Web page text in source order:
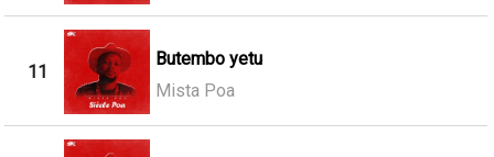
11
Butembo yetu
Mista Poa